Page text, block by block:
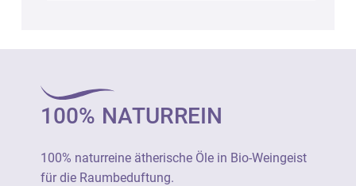
Art. 9626
UFI: FUWG-N96X-1001-19YG
100% naturreine ätherische Öle in Bio-
Weingeist für die Raumbeduftung.
100% NATURREIN
100% naturreine ätherische Öle in Bio-Weingeist
für die Raumbeduftung.